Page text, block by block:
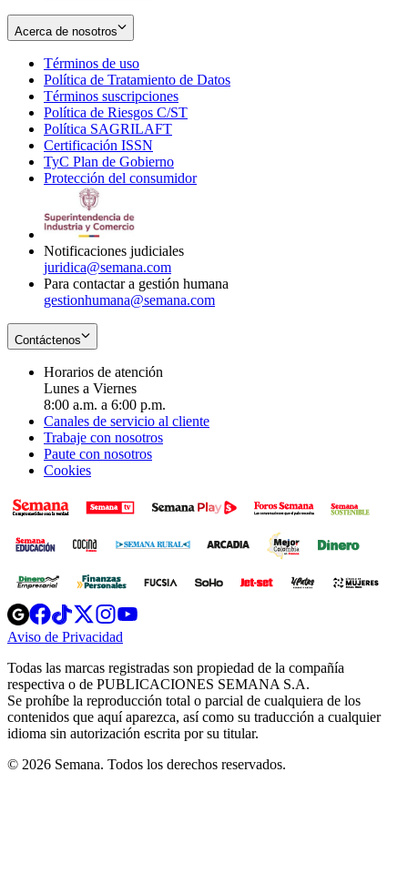
Acerca de nosotros
Términos de uso
in
new
window
Política de Tratamiento de Datos
Términos suscripciones
in
Política de Riesgos C/ST
Política SAGRILAFT
new
window
Certificación ISSN
in
new
TyC Plan de Gobierno
in
Protección del consumidorOpens
Notificaciones judiciales
juridica@semana.com
Para contactar a gestión humana
gestionhumana@semana.com
Contáctenos
Horarios de atención
Lunes a Viernes
8:00 a.m. a 6:00 p.m.
Canales de servicio al cliente
Trabaje con nosotros
Paute con nosotros
Cookies
Opens
in
new
Opens
in
new
Opens
in
new
window
Opens
new
windowwindow
Aviso de Privacidad
new
window
Todas las marcas registradas son propiedad de la compañía
respectiva o de PUBLICACIONES SEMANA S.A.
Se prohíbe la reproducción total o parcial de cualquiera de los
contenidos que aquí aparezca, así como su traducción a cualquier
idioma sin autorización escrita por su titular.
© 2026 Semana. Todos los derechos reservados.